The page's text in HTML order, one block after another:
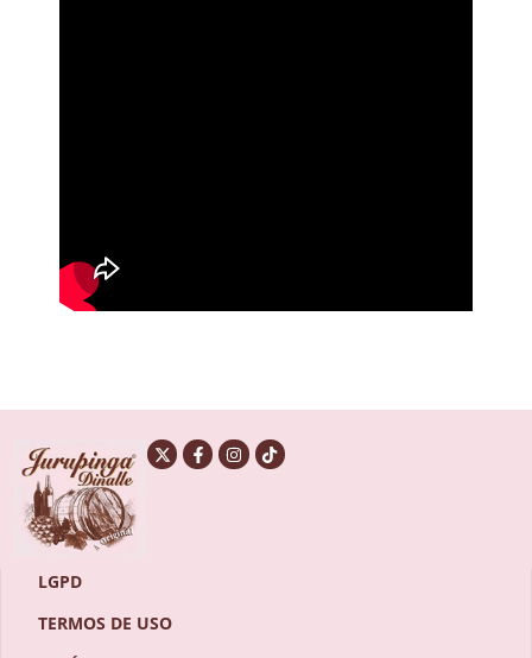
LGPD
TERMOS DE USO